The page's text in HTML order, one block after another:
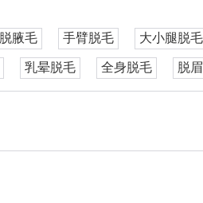
脱腋毛 手臂脱毛 大小腿脱毛
乳晕脱毛 全身脱毛 脱